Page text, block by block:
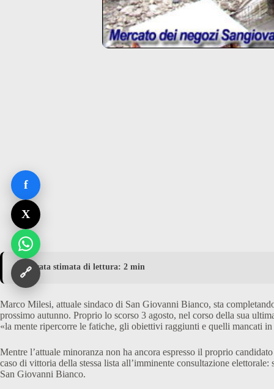
⏱️ Durata stimata di lettura: 2 min
Marco Milesi, attuale sindaco di San Giovanni Bianco, sta
prossimo autunno. Proprio lo scorso 3 agosto, nel corso della sua
«la mente ripercorre le fatiche, gli obiettivi raggiunti e quelli mancati
Mentre l’attuale minoranza non ha ancora espresso il proprio
caso di vittoria della stessa lista all’imminente consultazione
San Giovanni Bianco.
f
X
🔗